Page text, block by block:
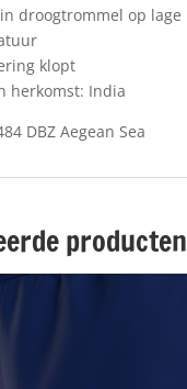
droogtrommel op lage
klopt
herkomst: India
DBZ Aegean Sea
producten